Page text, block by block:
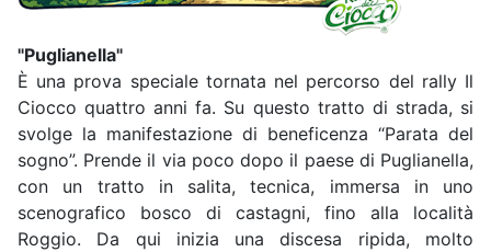
"Puglianella"
È una prova speciale tornata nel percorso del rally Il
Ciocco quattro anni fa. Su questo tratto di strada, si
svolge la manifestazione di beneficenza “Parata del
sogno”. Prende il via poco dopo il paese di Puglianella,
con un tratto in salita, tecnica, immersa in uno
scenografico bosco di castagni, fino alla località
Roggio. Da qui inizia una discesa ripida, molto